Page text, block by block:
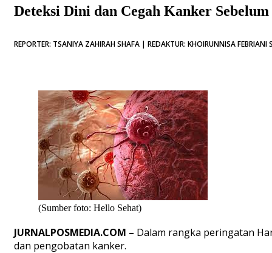
Deteksi Dini dan Cegah Kanker
REPORTER: TSANIYA ZAHIRAH SHAFA | REDAKTUR: KHOIRUNNISA
(Sumber foto: Hello Sehat)
JURNALPOSMEDIA.COM – Dalam rangka peringatan
dan pengobatan kanker.